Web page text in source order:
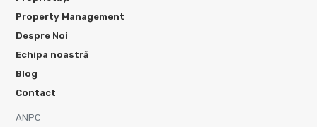
Property Management
Despre Noi
Echipa noastră
Blog
Contact
ANPC